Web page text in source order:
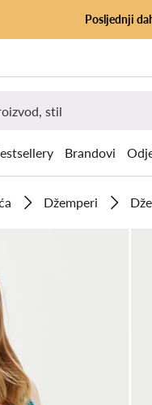
Posljednji
Brandovi
Džemperi